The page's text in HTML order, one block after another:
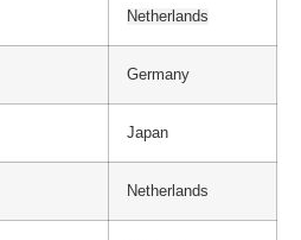
Netherlands
Germany
Japan
Netherlands